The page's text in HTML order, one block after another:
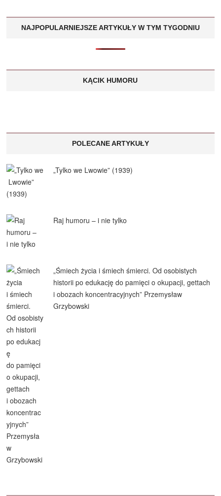
NAJPOPULARNIEJSZE ARTYKUŁY W TYM TYGODNIU
KĄCIK HUMORU
POLECANE ARTYKUŁY
„Tylko we Lwowie” (1939)
Raj humoru – i nie tylko
„Śmiech życia i śmiech śmierci. Od osobistych
historii po edukację do pamięci o okupacji, gettach
i obozach koncentracyjnych” Przemysław
Grzybowski